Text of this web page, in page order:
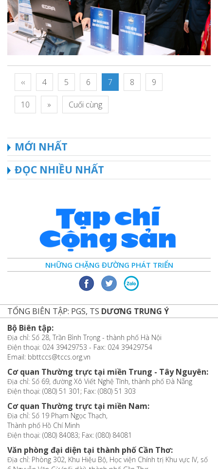
‹‹ 4 5 6 7 8 9
10 » Cuối cùng
MỚI NHẤT
ĐỌC NHIỀU NHẤT
NHỮNG CHẶNG ĐƯỜNG PHÁT TRIỂN
TỔNG BIÊN TẬP: PGS, TS DƯƠNG TRUNG Ý
Bộ Biên tập:
Địa chỉ: Số 28, Trần Bình Trọng - thành phố Hà Nội
Điện thoại: 024 39429753 - Fax: 024 39429754
Email: bbttccs@tccs.org.vn
Cơ quan Thường trực tại miền Trung - Tây Nguyên:
Địa chỉ: Số 69, đường Xô Viết Nghệ Tĩnh, thành phố Đà Nẵng
Điện thoại: (080) 51 301; Fax: (080) 51 303
Cơ quan Thường trực tại miền Nam:
Địa chỉ: Số 19 Phạm Ngọc Thạch,
Thành phố Hồ Chí Minh
Điện thoại: (080) 84083; Fax: (080) 84081
Văn phòng đại diện tại thành phố Cần Thơ:
Địa chỉ: Phòng 302, Khu Hiệu Bộ, Học viện Chính trị Khu vực IV, số